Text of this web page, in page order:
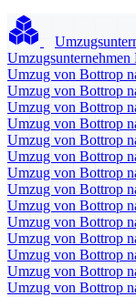
Umzugsunternehmen
Umzug von Bottrop
Umzug von Bottrop
Umzug von Bottrop
Umzug von Bottrop
Umzug von Bottrop
Umzug von Bottrop
Umzug von Bottrop
Umzug von Bottrop
Umzug von Bottrop
Umzug von Bottrop
Umzug von Bottrop
Umzug von Bottrop
Umzug von Bottrop
Umzug von Bottrop